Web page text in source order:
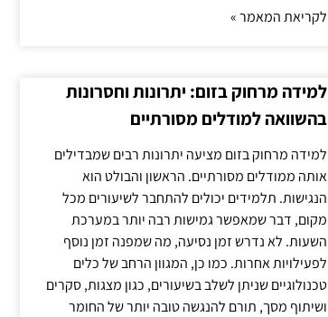
לקריאת המאמר »
למידה מרחוק בזום: יתרונות וחסרונות
בהשוואה למודלים מסורתיים
למידה מרחוק בזום מציעה יתרונות רבים שמבדילים
אותה ממודלים מסורתיים. הראשון והבולט הוא
הנגישות. תלמידים יכולים להתחבר לשיעורים מכל
מקום, דבר שמאפשר גמישות רבה יותר במערכת
השעות. לא נדרש זמן נסיעה, מה שמפנה זמן נוסף
לפעילויות אחרות. כמו כן, המגוון הרחב של כלים
טכנולוגיים שניתן לשלב בשיעורים, כגון מצגות, סקרים
ושיתוף מסך, תורם להנגשה טובה יותר של החומר